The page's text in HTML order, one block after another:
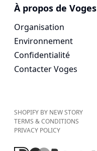
À propos de Voges
Organisation
Environnement
Confidentialité
Contacter Voges
SHOPIFY BY NEW STORY
TERMS & CONDITIONS
PRIVACY POLICY